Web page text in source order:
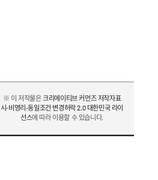
※ 이 저작물은크리에이티브 커먼즈 저작자표
시-비영리-동일조건 변경허락 2.0 대한민국 라이
선스에 따라 이용할 수 있습니다.